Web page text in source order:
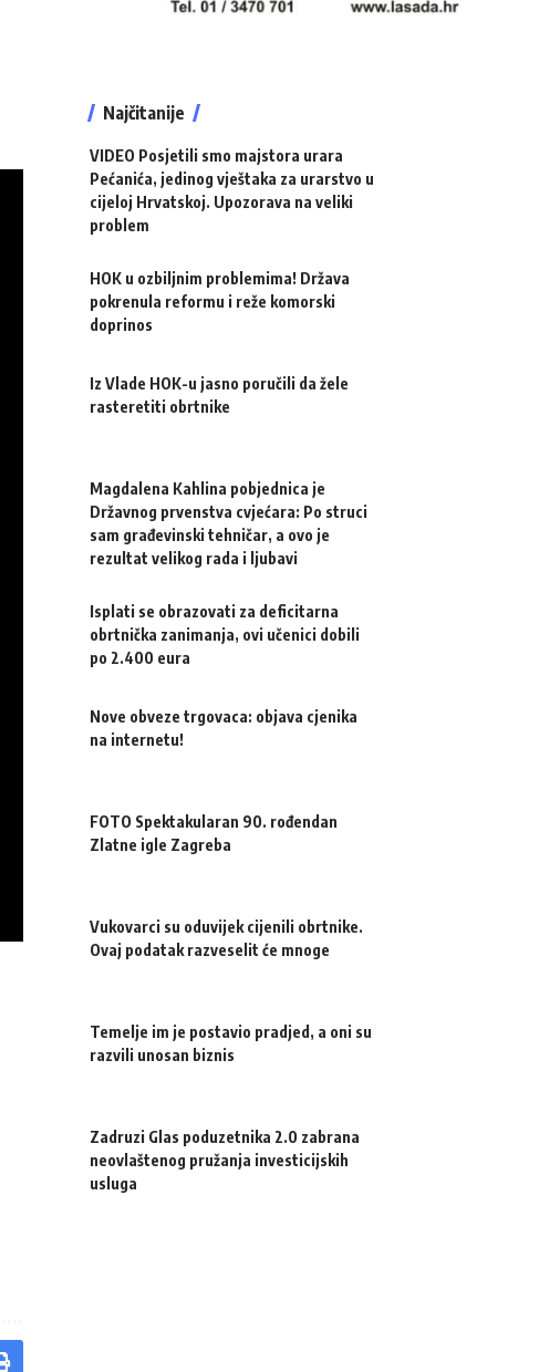
Najčitanije
VIDEO Posjetili smo majstora urara
Pećanića, jedinog vještaka za urarstvo u
cijeloj Hrvatskoj. Upozorava na veliki
problem
HOK u ozbiljnim problemima! Država
pokrenula reformu i reže komorski
doprinos
Iz Vlade HOK-u jasno poručili da žele
rasteretiti obrtnike
Magdalena Kahlina pobjednica je
Državnog prvenstva cvjećara: Po struci
sam građevinski tehničar, a ovo je
rezultat velikog rada i ljubavi
Isplati se obrazovati za deficitarna
obrtnička zanimanja, ovi učenici dobili
po 2.400 eura
Nove obveze trgovaca: objava cjenika
na internetu!
FOTO Spektakularan 90. rođendan
Zlatne igle Zagreba
Vukovarci su oduvijek cijenili obrtnike.
Ovaj podatak razveselit će mnoge
Temelje im je postavio pradjed, a oni su
razvili unosan biznis
Zadruzi Glas poduzetnika 2.0 zabrana
neovlaštenog pružanja investicijskih
usluga